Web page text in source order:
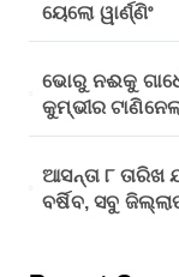
ୟେଲୋ ୱାର୍ଣ୍ଣିଂ
ଭୋରୁ ନଈକୁ
କୁମ୍ଭୀର
ଆସନ୍ତା ୮
ବର୍ଷିବ, ସବୁ